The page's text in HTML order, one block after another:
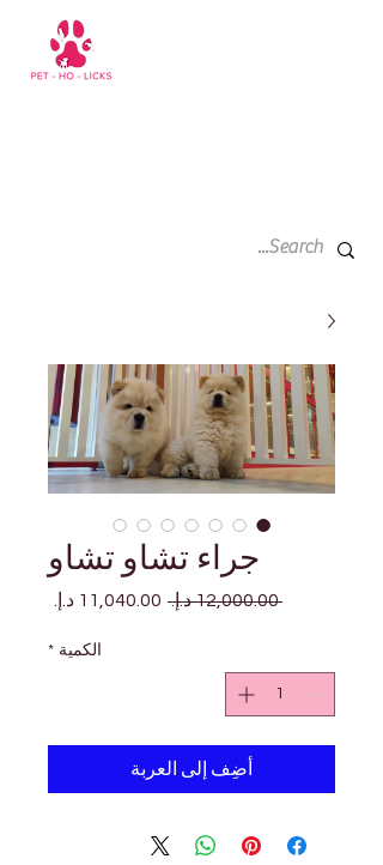
جراء تشاو تشاو
‏12,000.00 د.إ.‏
سعر
الكمية *
أضِف إلى العربة